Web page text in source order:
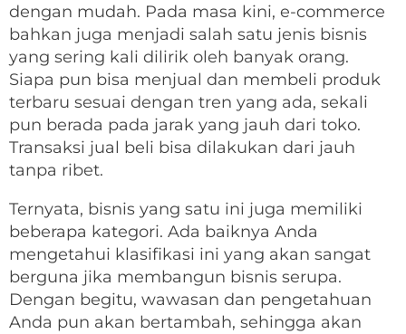
dengan mudah. Pada masa kini, e-commerce
bahkan juga menjadi salah satu jenis bisnis
yang sering kali dilirik oleh banyak orang.
Siapa pun bisa menjual dan membeli produk
terbaru sesuai dengan tren yang ada, sekali
pun berada pada jarak yang jauh dari toko.
Transaksi jual beli bisa dilakukan dari jauh
tanpa ribet.
Ternyata, bisnis yang satu ini juga memiliki
beberapa kategori. Ada baiknya Anda
mengetahui klasifikasi ini yang akan sangat
berguna jika membangun bisnis serupa.
Dengan begitu, wawasan dan pengetahuan
Anda pun akan bertambah, sehingga akan